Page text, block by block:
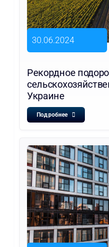
30.06.2024
Рекордное
Украине
Подробнее